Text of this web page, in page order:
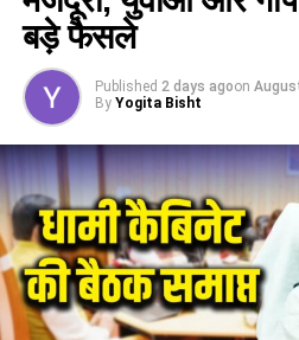
अधिनियम पंजीकृत किया गया है।
RELATED TOPICS: DEHRADUN
DEHRADUN NEWS
UTTARAKHAND
UTTARAKHAND SAMACHAR
UP NEXT
मसूरी में दो समुदायों के विवाद के बाद
आरोपियों की गिरफ्तारी की मांग
DON'T MISS
बड़े फैसले
Published 2 days agoon
By Yogita Bisht